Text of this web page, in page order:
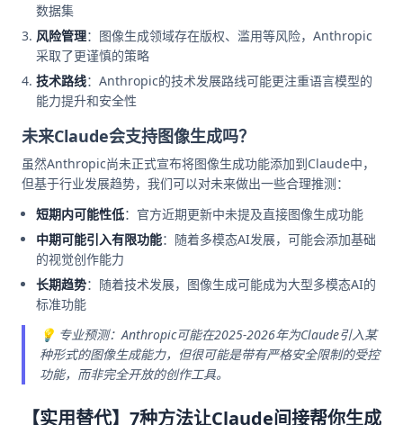
数据集
风险管理：图像生成领域存在版权、滥用等风险，Anthropic
采取了更谨慎的策略
技术路线：Anthropic的技术发展路线可能更注重语言模型的
能力提升和安全性
未来Claude会支持图像生成吗？
虽然Anthropic尚未正式宣布将图像生成功能添加到Claude中，
但基于行业发展趋势，我们可以对未来做出一些合理推测：
短期内可能性低：官方近期更新中未提及直接图像生成功能
中期可能引入有限功能：随着多模态AI发展，可能会添加基础
的视觉创作能力
长期趋势：随着技术发展，图像生成可能成为大型多模态AI的
标准功能
💡 专业预测：Anthropic可能在2025-2026年为Claude引入某
种形式的图像生成能力，但很可能是带有严格安全限制的受控
功能，而非完全开放的创作工具。
【实用替代】7种方法让Claude间接帮你生成